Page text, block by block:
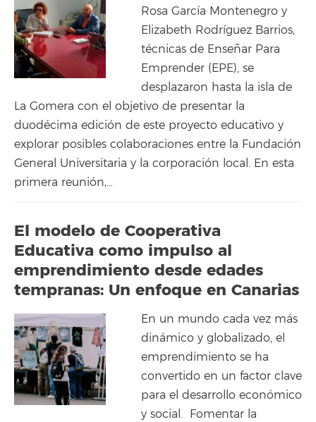
Rosa García Montenegro y
Elizabeth Rodríguez Barrios,
técnicas de Enseñar Para
Emprender (EPE), se
desplazaron hasta la isla de
La Gomera con el objetivo de presentar la
duodécima edición de este proyecto educativo y
explorar posibles colaboraciones entre la Fundación
General Universitaria y la corporación local. En esta
primera reunión,…
El modelo de Cooperativa
Educativa como impulso al
emprendimiento desde edades
tempranas: Un enfoque en Canarias
En un mundo cada vez más
dinámico y globalizado, el
emprendimiento se ha
convertido en un factor clave
para el desarrollo económico
y social. Fomentar la